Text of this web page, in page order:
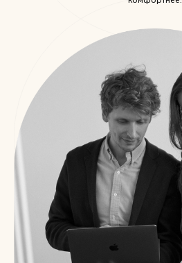
LIMITED
Мужские сумки
Рюкзаки
Аксессуары
Мини-сумки и чехлы